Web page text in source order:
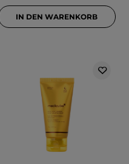
IN DEN WARENKORB